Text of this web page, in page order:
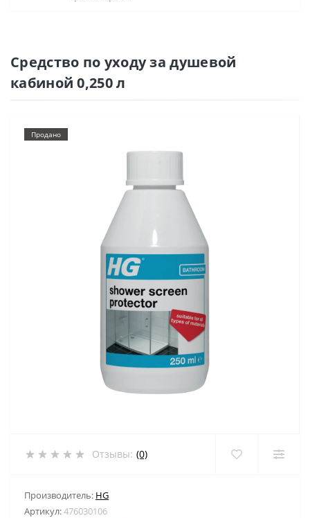
Средство по уходу за душевой
кабиной 0,250 л
Продано
Отзывы: (0)
Производитель: HG
Артикул:476030106